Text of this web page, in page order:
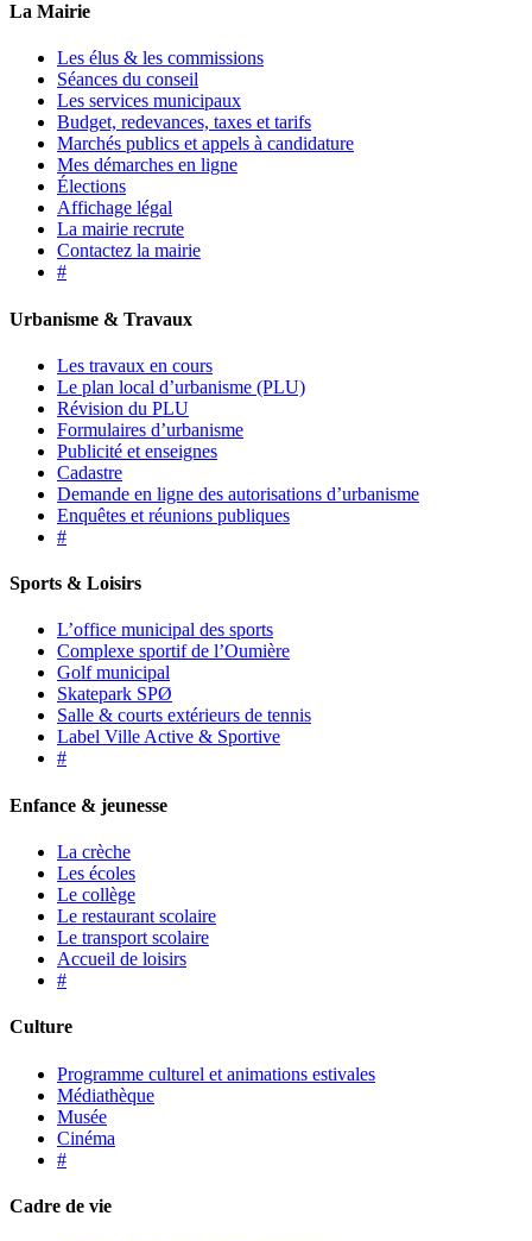
La Mairie
Les élus & les commissions
Séances du conseil
Les services municipaux
Budget, redevances, taxes et tarifs
Marchés publics et appels à candidature
Mes démarches en ligne
Élections
Affichage légal
La mairie recrute
Contactez la mairie
#
Urbanisme & Travaux
Les travaux en cours
Le plan local d’urbanisme (PLU)
Révision du PLU
Formulaires d’urbanisme
Publicité et enseignes
Cadastre
Demande en ligne des autorisations d’urbanisme
Enquêtes et réunions publiques
#
Sports & Loisirs
L’office municipal des sports
Complexe sportif de l’Oumière
Golf municipal
Skatepark SPØ
Salle & courts extérieurs de tennis
Label Ville Active & Sportive
#
Enfance & jeunesse
La crèche
Les écoles
Le collège
Le restaurant scolaire
Le transport scolaire
Accueil de loisirs
#
Culture
Programme culturel et animations estivales
Médiathèque
Musée
Cinéma
#
Cadre de vie